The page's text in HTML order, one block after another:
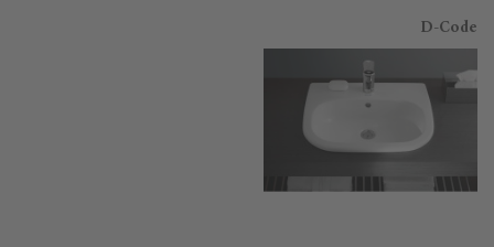
D-Code